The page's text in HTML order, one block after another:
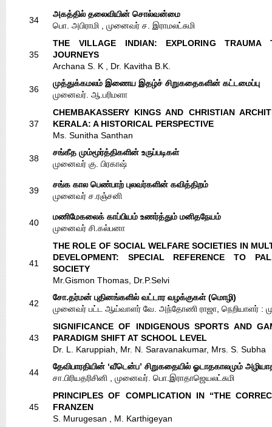
34
அகத்தில் தலைவியின் சொல்வன்மை
பொ. அபிராமி , முனைவர் ச. இராமலட்சுமி
35
THE VILLAGE INDIAN: EXPLORING TRAUMA
JOURNEYS
Archana S. K , Dr. Kavitha B.K.
36
முத்துக்கமலம் இணைய இதழ்ச் சிறுகதைகளின் கட்டமைப்பு
முனைவர். ஆ.பரிமளா
37
CHEMBAKASSERY KINGS AND CHRISTIAN
KERALA: A HISTORICAL PERSPECTIVE
Ms. Sunitha Santhan
38
சங்கீத மும்மூர்த்திகளின் உருப்படிகள்
முனைவர் கு. பிரகாஷ்
39
சங்க கால பெண்பாற் புலவர்களின் கவித்திறம்
முனைவர் ச.ரஞ்சனி
40
மணிமேகலைக் காப்பியம் உணர்த்தும் மனிதநேயம்
முனைவர் சி.கல்பனா
41
THE ROLE OF SOCIAL WELFARE SOCIETIES IN
DEVELOPMENT: SPECIAL REFERENCE TO
SOCIETY
Mr.Gismon Thomas, Dr.P.Selvi
42
சோ.தர்மன் புதினங்களில் வட்டார வழக்குகள் (மொழி)
முனைவர் பட்ட ஆய்வாளர் வே. அந்தோணி ராஜா, நெறியாளர் :
43
SIGNIFICANCE OF INDIGENOUS SPORTS AND
PARADIGM SHIFT AT SCHOOL LEVEL
Dr. L. Karuppiah, Mr. N. Saravanakumar, Mrs. S. Subha
44
தேவிபாரதியின் ‘வீடென்ப’ சிறுகதையில் ஓடாதகாலமும்
சா.பிரியதரிசினி , முனைவர். பொ.இராதாஜெயலட்சுமி
45
PRINCIPLES OF COMPLICATION IN “THE
FRANZEN
S. Murugesan , M. Karthigeyan